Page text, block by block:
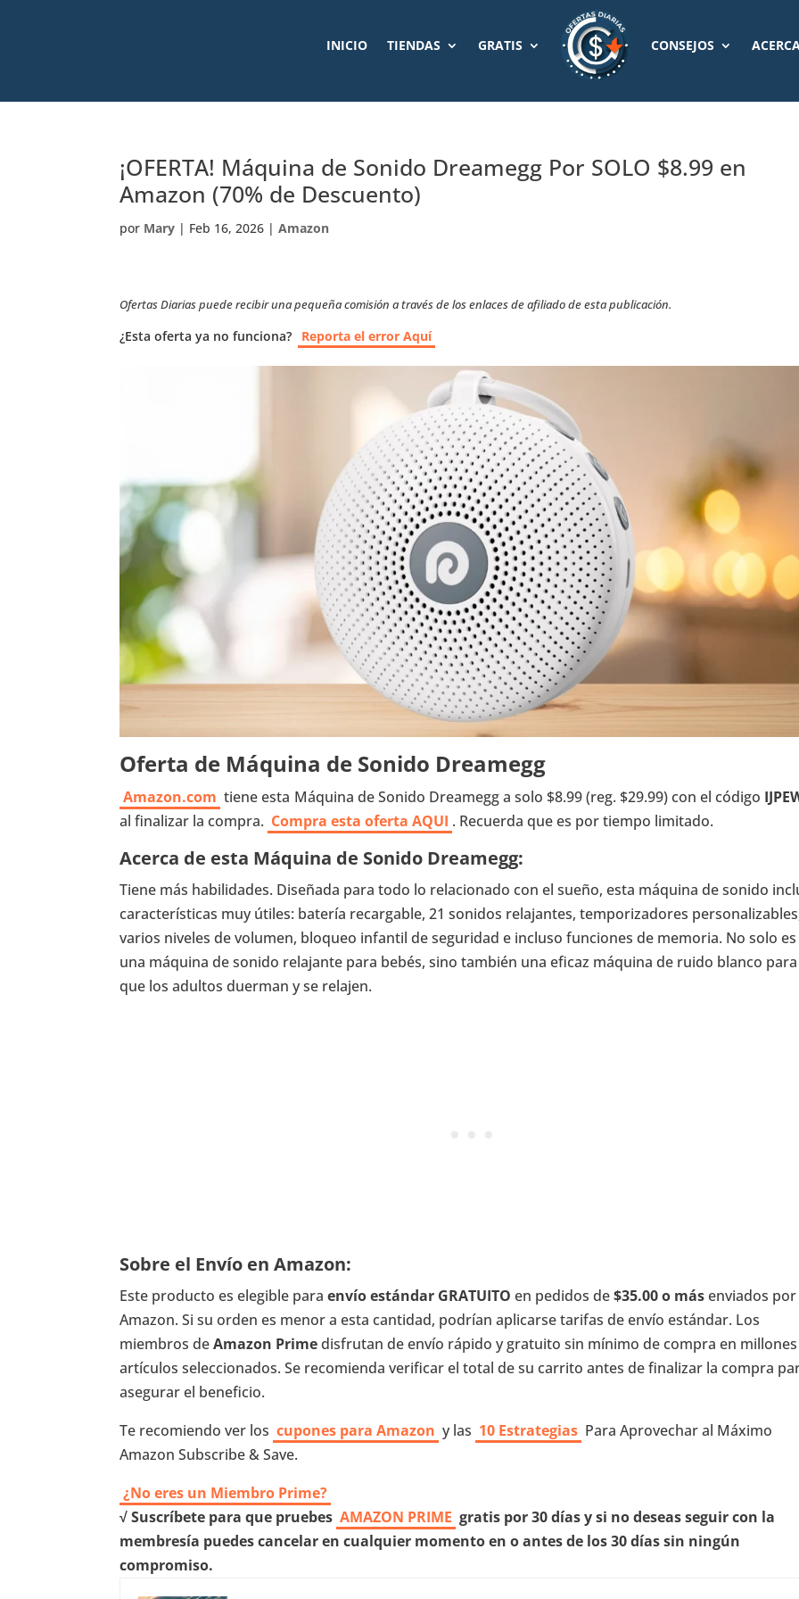
INICIO TIENDAS GRATIS CONSEJOS
¡OFERTA! Máquina de Sonido Dreamegg Por SOLO $8.99 en
Amazon (70% de Descuento)
por Mary | Feb 16, 2026 |Amazon
Ofertas Diarias puede recibir una pequeña comisión a través de los enlaces de afiliado de esta publicación.
¿Esta oferta ya no funciona? Reporta el error Aquí
Oferta de Máquina de Sonido Dreamegg
Amazon.com tiene esta Máquina de Sonido Dreamegg a solo $8.99 (reg. $29.99) con el código
al finalizar la compra. Compra esta oferta AQUI . Recuerda que es por tiempo limitado.
Acerca de esta Máquina de Sonido Dreamegg:
Tiene más habilidades. Diseñada para todo lo relacionado con el sueño, esta máquina de sonido
características muy útiles: batería recargable, 21 sonidos relajantes, temporizadores
varios niveles de volumen, bloqueo infantil de seguridad e incluso funciones de memoria. No solo es
una máquina de sonido relajante para bebés, sino también una eficaz máquina de ruido blanco para
que los adultos duerman y se relajen.
Sobre el Envío en Amazon:
Este producto es elegible paraenvío estándar GRATUITO en pedidos de$35.00 o más enviados por
Amazon. Si su orden es menor a esta cantidad, podrían aplicarse tarifas de envío estándar. Los
miembros deAmazon Primedisfrutan de envío rápido y gratuito sin mínimo de compra en
artículos seleccionados. Se recomienda verificar el total de su carrito antes de finalizar la compra
asegurar el beneficio.
Te recomiendo ver los cupones para Amazon y las 10 Estrategias Para Aprovechar al Máximo
Amazon Subscribe & Save.
¿No eres un Miembro Prime?
√ Suscríbete para que pruebes AMAZON PRIME gratis por 30 días y si no deseas seguir con la
membresía puedes cancelar en cualquier momento en o antes de los 30 días sin ningún
compromiso.